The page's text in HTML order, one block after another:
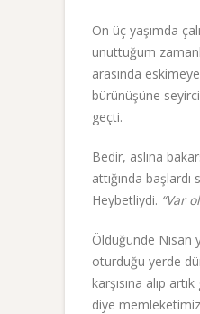
On üç yaşımda
unuttuğum
arasında eskimeye
bürünüşüne
geçti.
Bedir, aslına
attığında
Heybetliydi. “Var
Öldüğünde Nisan
oturduğu yerde
karşısına alıp
diye